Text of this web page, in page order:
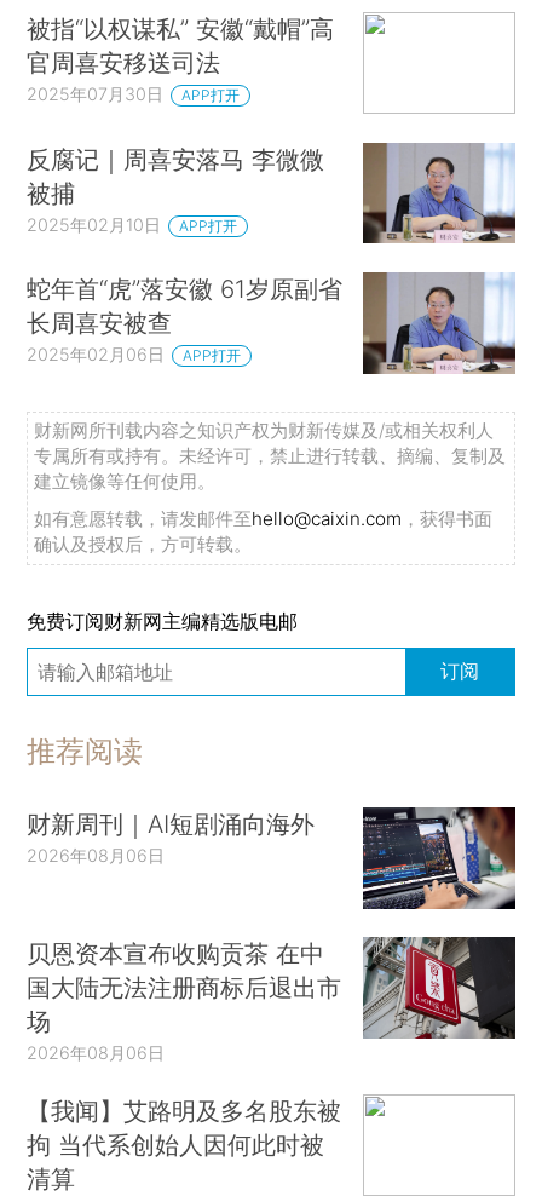
被指“以权谋私” 安徽“戴帽”高
官周喜安移送司法
2025年07月30日 APP打开
反腐记｜周喜安落马 李微微
被捕
2025年02月10日 APP打开
蛇年首“虎”落安徽 61岁原副省
长周喜安被查
2025年02月06日 APP打开
财新网所刊载内容之知识产权为财新传媒及/或相关权利人
专属所有或持有。未经许可，禁止进行转载、摘编、复制及
建立镜像等任何使用。
如有意愿转载，请发邮件至hello@caixin.com ，获得书面
确认及授权后，方可转载。
免费订阅财新网主编精选版电邮
订阅
推荐阅读
财新周刊｜AI短剧涌向海外
2026年08月06日
贝恩资本宣布收购贡茶 在中
国大陆无法注册商标后退出市
场
2026年08月06日
【我闻】艾路明及多名股东被
拘 当代系创始人因何此时被
清算